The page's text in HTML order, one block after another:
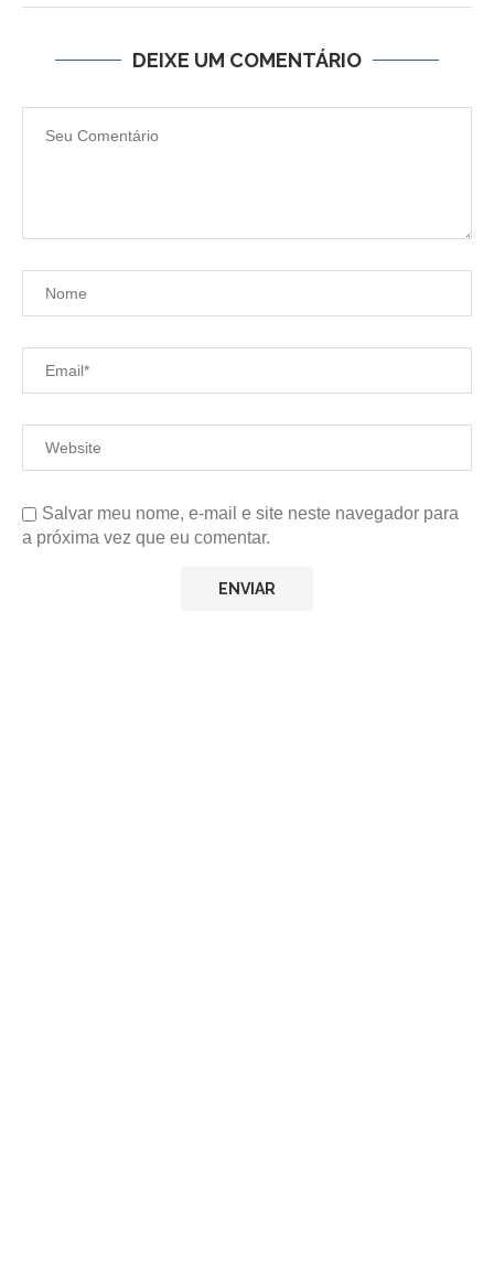
DEIXE UM COMENTÁRIO
Salvar meu nome, e-mail e site neste navegador para
a próxima vez que eu comentar.